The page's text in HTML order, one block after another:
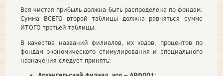
Вся чистая прибыль должна быть распределена по фондам.
Сумма ВСЕГО второй таблицы должна равняться сумме
ИТОГО третьей таблицы.
В качестве названий филиалов, их кодов, процентов по
фондам экономического стимулирования и специального
назначения следует принять: